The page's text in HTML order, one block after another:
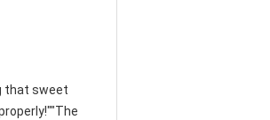
that sweet